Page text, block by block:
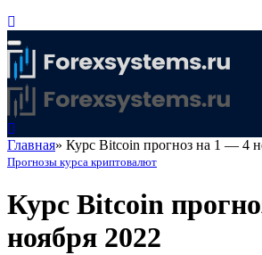
Главная» Курс Bitcoin прогноз на 1 — 4
Прогнозы курса криптовалют
Курс Bitcoin
ноября 2022